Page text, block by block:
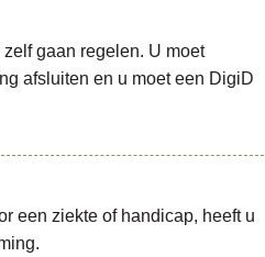
gaan regelen. U moet
afsluiten en u moet een DigiD
een ziekte of handicap, heeft u